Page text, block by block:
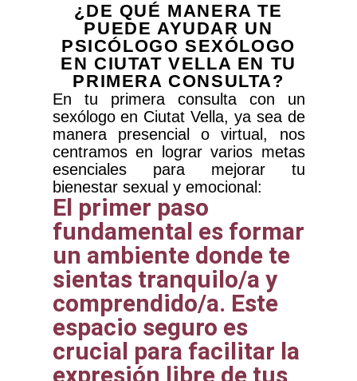
¿DE QUÉ MANERA TE
PUEDE AYUDAR UN
PSICÓLOGO SEXÓLOGO
EN CIUTAT VELLA EN TU
PRIMERA CONSULTA?
En tu primera consulta con un
sexólogo en Ciutat Vella, ya sea de
manera presencial o virtual, nos
centramos en lograr varios metas
esenciales para mejorar tu
bienestar sexual y emocional:
El primer paso
fundamental es formar
un ambiente donde te
sientas tranquilo/a y
comprendido/a. Este
espacio seguro es
crucial para facilitar la
expresión libre de tus